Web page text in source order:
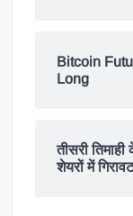
Bitcoin
Long
तीसरी
शेयरों में